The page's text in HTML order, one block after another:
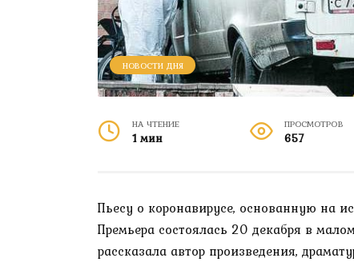
НОВОСТИ ДНЯ
НА ЧТЕНИЕ
1 мин
ПРОСМОТРОВ
657
Пьесу о коронавирусе, основанную на
Премьера состоялась 20 декабря в
рассказала автор произведения,